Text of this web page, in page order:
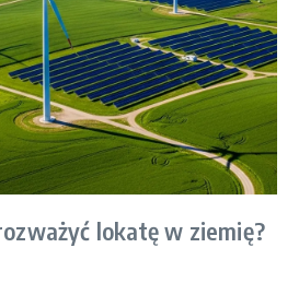
lokatę w ziemię?